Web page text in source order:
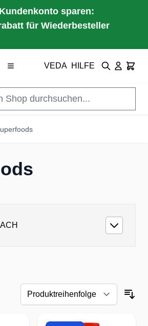
sparen:
für Wiederbesteller
VEDA HILFE Suche Cart